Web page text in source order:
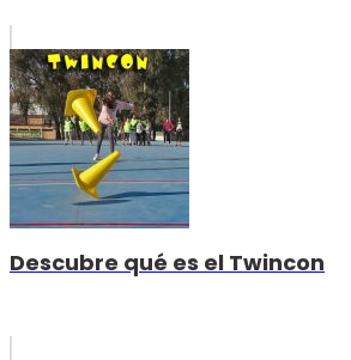
Descubre qué es el Twincon